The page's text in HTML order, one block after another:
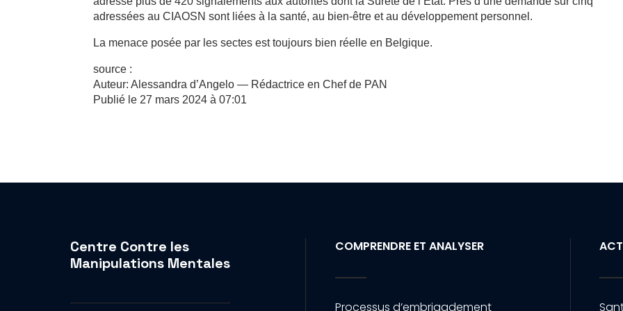
adressées au CIAOSN sont liées à la santé, au bien-être et au développement personnel.
La menace posée par les sectes est toujours bien réelle en Belgique.
source :
Auteur: Alessandra d’Angelo — Rédactrice en Chef de PAN
Publié le 27 mars 2024 à 07:01
Centre Contre les
Manipulations Mentales
COMPRENDRE ET ANALYSER
Processus d’embrigadement